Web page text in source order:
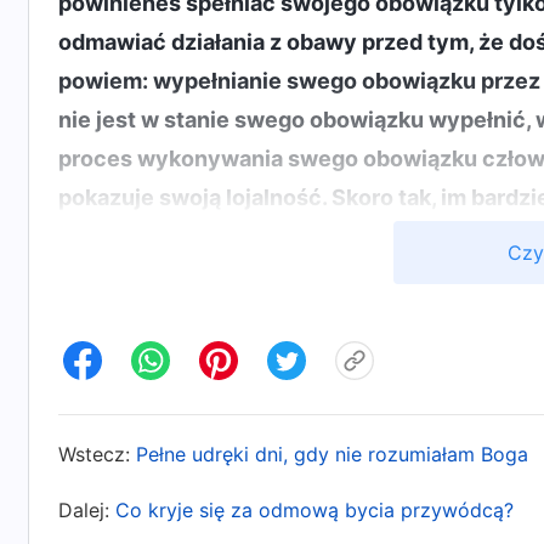
odmawiać działania z obawy przed tym, że
powiem: wypełnianie swego obowiązku
nie jest w stanie swego obowiązku
proces wykonywania swego obowiązku
pokazuje swoją lojalność. Skoro tak, im
otrzymywaniem błogosławieństw lub
posłuszeństwo. Błędnie myślałam, że
rzeczywistości nawet gdybym nie została
Wstecz: Pełne udręki dni, gdy nie rozumiałam Boga
Dalej: Co kryje się za odmową bycia przywódcą?